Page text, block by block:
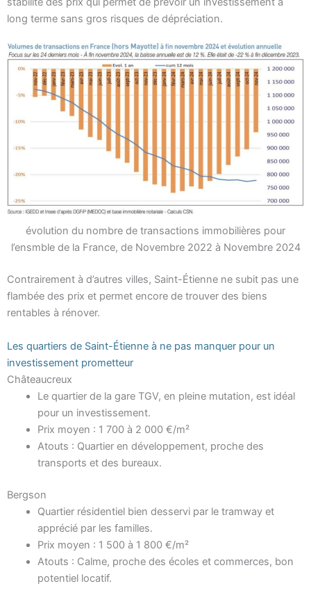
long terme sans gros risques de dépréciation.
évolution du nombre de transactions immobilières pour
l’ensmble de la France, de Novembre 2022 à Novembre 2024
Contrairement à d’autres villes, Saint-Étienne ne subit pas une
flambée des prix et permet encore de trouver des biens
rentables à rénover.
Les quartiers de Saint-Étienne à ne pas manquer pour un
investissement prometteur
Châteaucreux
Le quartier de la gare TGV, en pleine mutation, est idéal
pour un investissement.
Prix moyen : 1 700 à 2 000 €/m²
Atouts : Quartier en développement, proche des
transports et des bureaux.
Bergson
Quartier résidentiel bien desservi par le tramway et
apprécié par les familles.
Prix moyen : 1 500 à 1 800 €/m²
Atouts : Calme, proche des écoles et commerces, bon
potentiel locatif.